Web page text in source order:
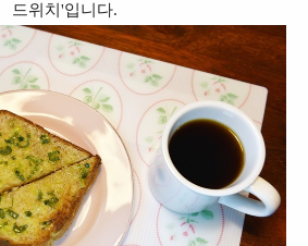
드위치'입니다.